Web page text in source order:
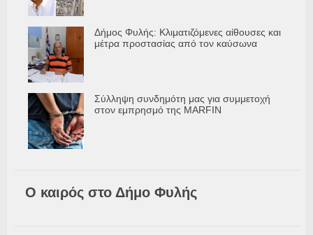
Δήμος Φυλής: Κλιματιζόμενες αίθουσες και
μέτρα προστασίας από τον καύσωνα
Σύλληψη συνδημότη μας για συμμετοχή
στον εμπρησμό της MARFIN
Ο καιρός στο Δήμο Φυλής